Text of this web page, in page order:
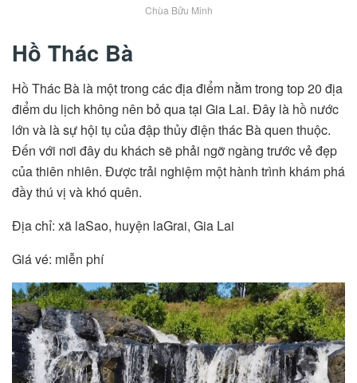
Chùa Bửu Minh
Hồ Thác Bà
Hồ Thác Bà là một trong các địa điểm nằm trong top 20 địa
điểm du lịch không nên bỏ qua tại Gia Lai. Đây là hồ nước
lớn và là sự hội tụ của đập thủy điện thác Bà quen thuộc.
Đến với nơi đây du khách sẽ phải ngỡ ngàng trước vẻ đẹp
của thiên nhiên. Được trải nghiệm một hành trình khám phá
đầy thú vị và khó quên.
Địa chỉ: xã laSao, huyện laGrai, Gia Lai
Giá vé: miễn phí